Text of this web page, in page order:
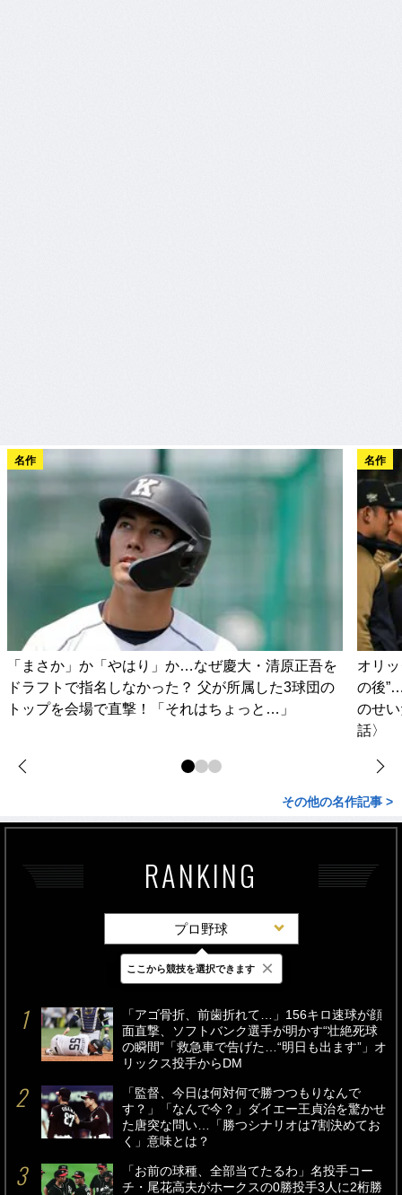
名作
「まさか」か「やはり」か…なぜ慶大・清原正吾を
ドラフトで指名しなかった？ 父が所属した3球団の
トップを会場で直撃！「それはちょっと…」
名作
オリ
の後
のせ
話〉
その他の名作記事 >
RANKING
プロ野球
最新 24時間 週間
「アゴ骨折、前歯折れて…」156キロ速球が顔
面直撃、ソフトバンク選手が明かす“壮絶死球
の瞬間”「救急車で告げた…“明日も出ます”」オ
リックス投手からDM
「監督、今日は何対何で勝つつもりなんで
す？」「なんで今？」ダイエー王貞治を驚かせ
た唐突な問い…「勝つシナリオは7割決めてお
く」意味とは？
「お前の球種、全部当てたるわ」名投手コー
チ・尾花高夫がホークスの0勝投手3人に2桁勝
ここから競技を選択できます ×